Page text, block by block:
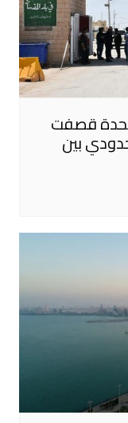
قصفت
بين